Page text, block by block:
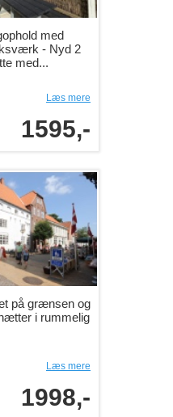
med
- Nyd 2
med...
Læs mere
1595,-
på grænsen og
i rummelig
Læs mere
1998,-